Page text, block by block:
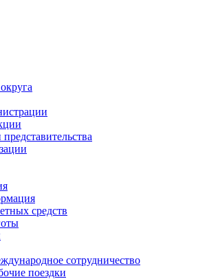
средств
сотрудничество
поездки